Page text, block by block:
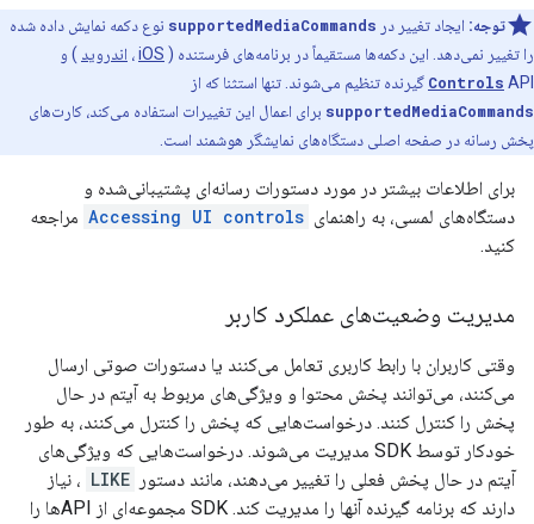
توجه: ایجاد تغییر در supportedMediaCommands نوع دکمه نمایش داده شده
را تغییر نمی‌دهد. این دکمه‌ها مستقیماً در برنامه‌های فرستنده ( iOS، اندروید ) و
Controls API گیرنده تنظیم می‌شوند. تنها استثنا که از
supportedMediaCommands برای اعمال این تغییرات استفاده می‌کند، کارت‌های
پخش رسانه در صفحه اصلی دستگاه‌های نمایشگر هوشمند است.
برای اطلاعات بیشتر در مورد دستورات رسانه‌ای پشتیبانی‌شده و
دستگاه‌های لمسی، به راهنمای Accessing UI controls مراجعه
کنید.
مدیریت وضعیت‌های عملکرد کاربر
وقتی کاربران با رابط کاربری تعامل می‌کنند یا دستورات صوتی ارسال
می‌کنند، می‌توانند پخش محتوا و ویژگی‌های مربوط به آیتم در حال
پخش را کنترل کنند. درخواست‌هایی که پخش را کنترل می‌کنند، به طور
خودکار توسط SDK مدیریت می‌شوند. درخواست‌هایی که ویژگی‌های
آیتم در حال پخش فعلی را تغییر می‌دهند، مانند دستور LIKE ، نیاز
دارند که برنامه گیرنده آنها را مدیریت کند. SDK مجموعه‌ای از APIها را